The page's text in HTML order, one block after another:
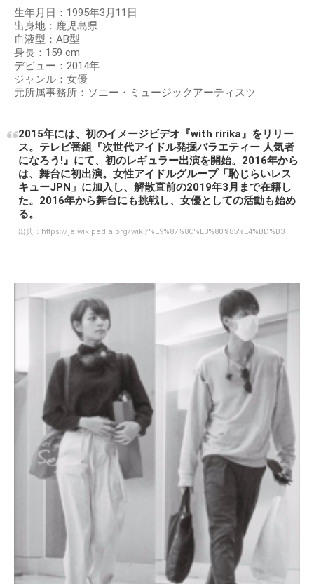
生年月日：1995年3月11日
出身地：鹿児島県
血液型：AB型
身長：159 cm
デビュー：2014年
ジャンル：女優
元所属事務所：ソニー・ミュージックアーティスツ
2015年には、初のイメージビデオ『with ririka』をリリー
ス。テレビ番組『次世代アイドル発掘バラエティー 人気者
になろう!』にて、初のレギュラー出演を開始。2016年から
は、舞台に初出演。女性アイドルグループ「恥じらいレス
キューJPN」に加入し、解散直前の2019年3月まで在籍し
た。2016年から舞台にも挑戦し、女優としての活動も始め
る。
出典： https://ja.wikipedia.org/wiki/%E9%87%8C%E3%80%85%E4%BD%B3